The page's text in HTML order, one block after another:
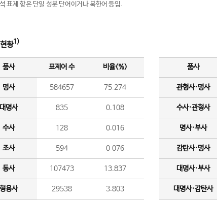
표제 항은 단일 성분 단어이거나 북한어 등임.
황1)
품사 표제어 수 비율(%)
명사 584657 75.274
명사 835 0.108
수사 128 0.016
조사 594 0.076
동사 107473 13.837
용사 29538 3.803
품사
관형사·명사
수사·관형사
명사·부사
감탄사·명사
대명사·부사
대명사·감탄사